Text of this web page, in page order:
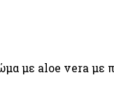
με aloe vera με